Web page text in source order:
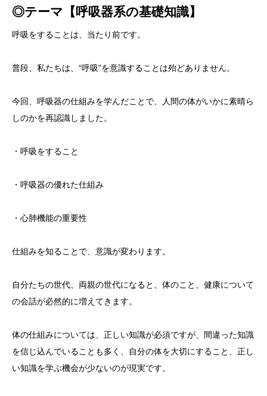
◎テーマ【 呼吸器系の基礎知識】
呼吸をすることは、当たり前です。
普段、私たちは、 “呼吸”を意識することは殆どありません。
今回、呼吸器の仕組みを学んだことで、人間の体がいかに素晴ら
しのかを再認識しました。
・呼吸をすること
・呼吸器の優れた仕組み
・心肺機能の重要性
仕組みを知ることで、意識が変わります。
自分たちの世代、両親の世代になると、体のこと、健康について
の会話が必然的に増えてきます。
体の仕組みについては、正しい知識が必須ですが、間違った知識
を信じ込んでいることも多く、自分の体を大切にすること、正し
い知識を学ぶ機会が少ないのが現実です。